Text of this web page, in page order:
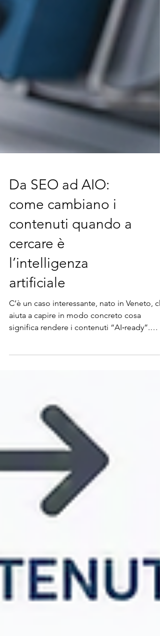
Da SEO ad AIO:
come cambiano i
contenuti quando a
cercare è
l’intelligenza
artificiale
C’è un caso interessante, nato in Veneto,
aiuta a capire in modo concreto cosa
questa tecnologia non è ancora normata,
quindi non è utilizzabile. All’estero, invece,
sì. Questo crea una situazione tipica delle
innovazioni tecnologiche: la competenza
esiste pr